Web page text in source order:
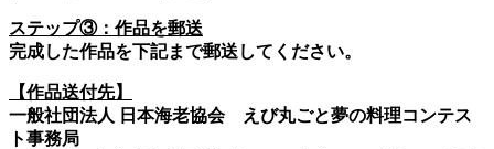
ステップ③：作品を郵送
完成した作品を下記まで郵送してください。
【作品送付先】
一般社団法人 日本海老協会 えび丸ごと夢の料理コンテス
ト事務局